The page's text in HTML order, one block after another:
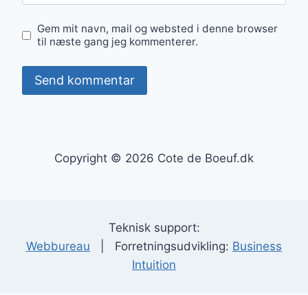
Gem mit navn, mail og websted i denne browser
til næste gang jeg kommenterer.
Copyright © 2026 Cote de Boeuf.dk
Teknisk support:
Webbureau | Forretningsudvikling: Business
Intuition